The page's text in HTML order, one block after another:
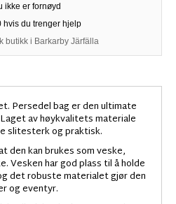
ikke er fornøyd
hvis du trenger hjelp
butikk i Barkarby Järfälla
Persedel bag er den ultimate
av høykvalitets materiale
slitesterk og praktisk.
den kan brukes som veske,
Vesken har god plass til å holde
det robuste materialet gjør den
og eventyr.